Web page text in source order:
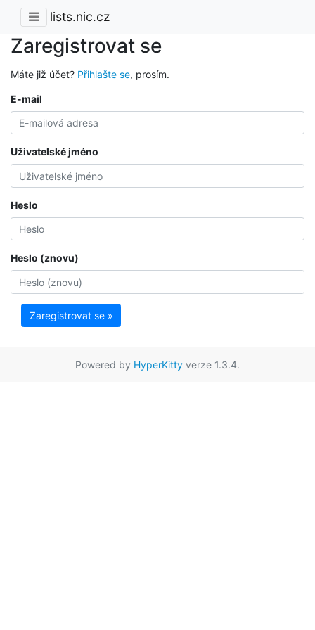
lists.nic.cz
Zaregistrovat se
Máte již účet? Přihlašte se, prosím.
E-mail
Uživatelské jméno
Heslo
Heslo (znovu)
Zaregistrovat se »
Powered by HyperKitty verze 1.3.4.